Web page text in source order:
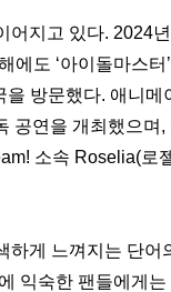
지고 있다. 2024
도 ‘아이돌마스터
방문했다. 애니메
공연을 개최했으며
소속 Roselia(로
게 느껴지는 단어
익숙한 팬들에게